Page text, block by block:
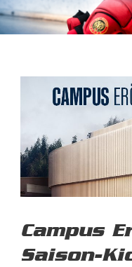
Campus
Saison-